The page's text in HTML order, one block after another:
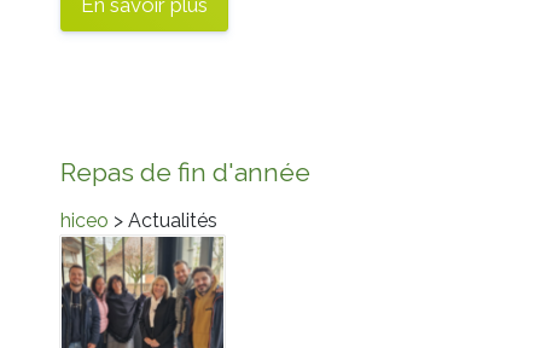
En savoir plus
Repas de fin d'année
hiceo > Actualités